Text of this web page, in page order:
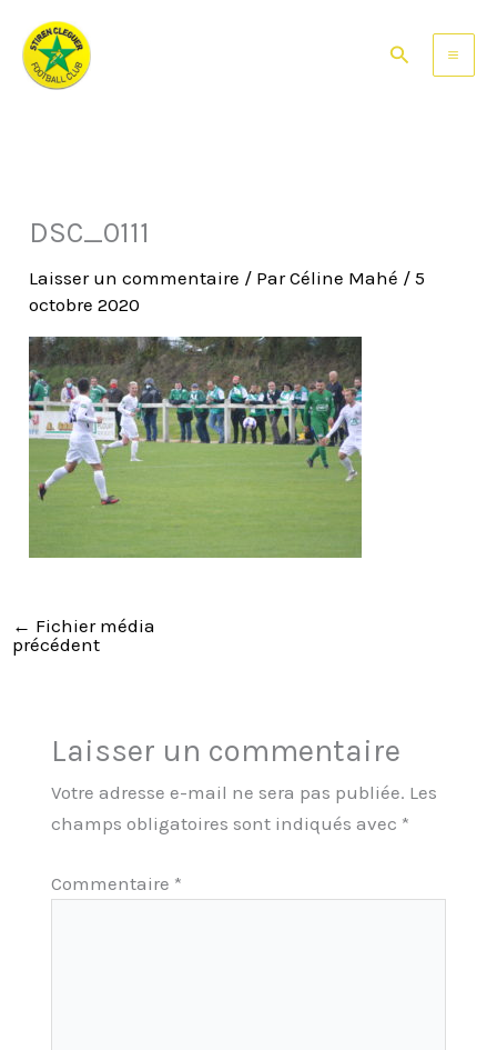
contenu
Rechercher
DSC_0111
Laisser un commentaire / ParCéline Mahé /5
octobre 2020
← Fichier média
précédent
Laisser un commentaire
Votre adresse e-mail ne sera pas publiée. Les
champs obligatoires sont indiqués avec *
Commentaire *